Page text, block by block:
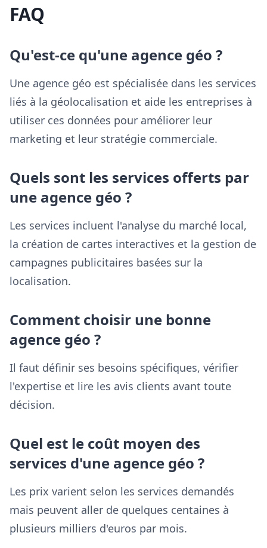
FAQ
Qu'est-ce qu'une agence géo ?
Une agence géo est spécialisée dans les services
liés à la géolocalisation et aide les entreprises à
utiliser ces données pour améliorer leur
marketing et leur stratégie commerciale.
Quels sont les services offerts par
une agence géo ?
Les services incluent l'analyse du marché local,
la création de cartes interactives et la gestion de
campagnes publicitaires basées sur la
localisation.
Comment choisir une bonne
agence géo ?
Il faut définir ses besoins spécifiques, vérifier
l'expertise et lire les avis clients avant toute
décision.
Quel est le coût moyen des
services d'une agence géo ?
Les prix varient selon les services demandés
mais peuvent aller de quelques centaines à
plusieurs milliers d'euros par mois.